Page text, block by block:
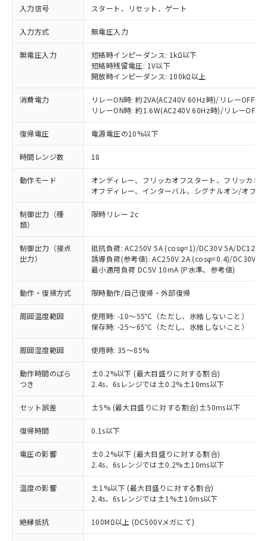
入力信号 スタート、リセット、ゲート
入力方式 無電圧入力
無電圧入力
短絡時インピーダンス: 1kΩ以下
短絡時残留電圧: 1V以下
開放時インピーダンス: 100kΩ以上
消費電力
リレーON時: 約2VA(AC240V 60Hz時)/リレーOFF時
リレーON時: 約1.6W(AC240V 60Hz時)/リレーOFF
復帰電圧 電源電圧の10%以下
時間レンジ数 18
動作モード
オンディレー、フリッカオフスタート、フリッカ
オフディレー、インターバル、シグナルオン/オフ
制御出力（種
類）
限時リレー 2c
制御出力（接点
出力）
抵抗負荷: AC250V 5A (cosφ=1)/DC30V 5A/DC125V
誘導負荷(参考値): AC250V 2A (cosφ=0.4)/DC30V
最小適用負荷 DC5V 10mA (P水準、参考値)
動作・復帰方式 限時動作/自己復帰・外部復帰
周囲温度範囲
使用時: -10～55℃（ただし、氷結しないこと）
保存時: -25～65℃（ただし、氷結しないこと）
周囲湿度範囲 使用時: 35～85%
動作時間のばら
つき
±0.2%以下 (最大目盛りに対する割合)
2.4s、6sレンジでは±0.2%±10ms以下
セット誤差 ±5% (最大目盛りに対する割合)±50ms以下
復帰時間 0.1s以下
電圧の影響
±0.2%以下 (最大目盛りに対する割合)
2.4s、6sレンジでは±0.2%±10ms以下
温度の影響
±1%以下 (最大目盛りに対する割合)
2.4s、6sレンジでは±1%±10ms以下
絶縁抵抗 100MΩ以上 (DC500Vメガにて)
ご利用条件
以下の条件をお読みいただき、同意のうえ
ご利用ください。
※1 対応状況
対応済み：EU RoHS指令（10物質）の
非含有に対応した製品が提供可能な商品で
す。
対応予定：EU RoHS指令（10物質）の非含
有に対応した製品に切り替える予定のある
商品です。
対応予定なし：EU RoHS指令（10物質）の
非含有に非対応の商品で、対応品を出す予
定はありません。